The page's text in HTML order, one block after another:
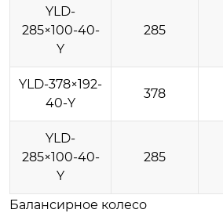
YLD-
285×100-40-
Y
285
YLD-378×192-
40-Y
378
YLD-
285×100-40-
Y
285
Балансирное колесо